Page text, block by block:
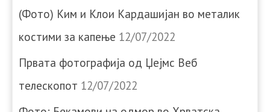
(Фото) Ким и Клои Кардашијан во металик
костими за капење 12/07/2022
Првата фотографија од Џејмс Веб
телескопот 12/07/2022